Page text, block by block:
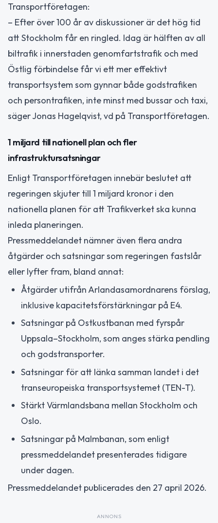
Transportföretagen:
– Efter över 100 år av diskussioner är det hög tid
att Stockholm får en ringled. Idag är hälften av all
biltrafik i innerstaden genomfartstrafik och med
Östlig förbindelse får vi ett mer effektivt
transportsystem som gynnar både godstrafiken
och persontrafiken, inte minst med bussar och taxi,
säger Jonas Hagelqvist, vd på Transportföretagen.
1 miljard till nationell plan och fler
infrastruktursatsningar
Enligt Transportföretagen innebär beslutet att
regeringen skjuter till 1 miljard kronor i den
nationella planen för att Trafikverket ska kunna
inleda planeringen.
Pressmeddelandet nämner även flera andra
åtgärder och satsningar som regeringen fastslår
eller lyfter fram, bland annat:
Åtgärder utifrån Arlandasamordnarens förslag,
inklusive kapacitetsförstärkningar på E4.
Satsningar på Ostkustbanan med fyrspår
Uppsala–Stockholm, som anges stärka pendling
och godstransporter.
Satsningar för att länka samman landet i det
transeuropeiska transportsystemet (TEN-T).
Stärkt Värmlandsbana mellan Stockholm och
Oslo.
Satsningar på Malmbanan, som enligt
pressmeddelandet presenterades tidigare
under dagen.
Pressmeddelandet publicerades den 27 april 2026.
ANNONS